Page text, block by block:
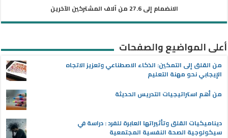
الانضمام إلى 27.6 من آلاف المشتركين الآخرين
أعلى المواضيع والصفحات
من القلق إلى التمكين: الذكاء الاصطناعي وتعزيز الاتجاه
الإيجابي نحو مهنة التعليم
من أهم استراتيجيات التدريس الحديثة
ديناميكيات القلق وتأثيراتها العابرة للفرد : دراسة في
سيكولوجية الصحة النفسية المجتمعية